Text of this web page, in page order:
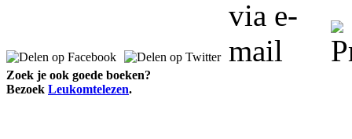
Zoek je ook goede boeken?
Bezoek Leukomtelezen.